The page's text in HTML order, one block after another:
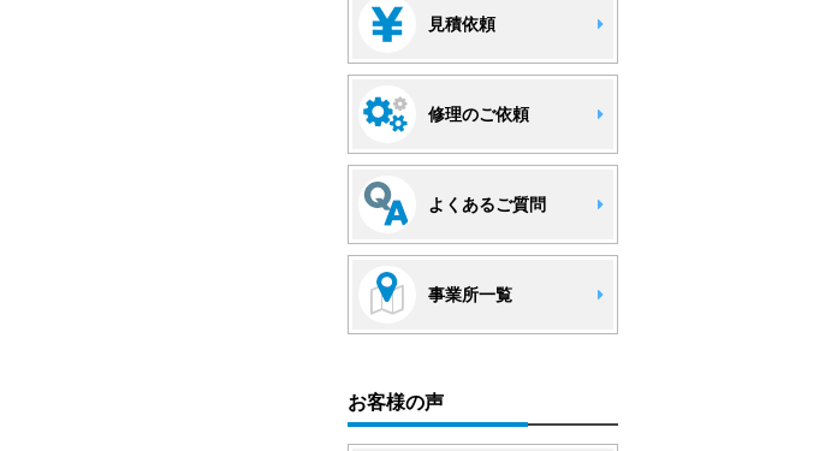
見積依頼
修理のご依頼
よくあるご質問
事業所一覧
お客様の声